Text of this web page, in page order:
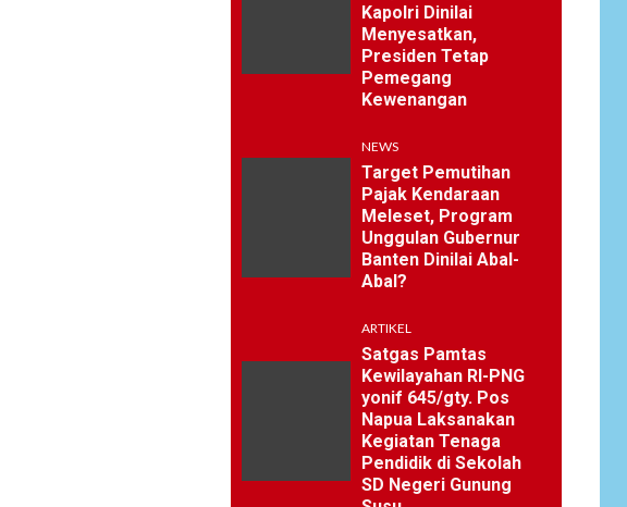
Kapolri Dinilai
Menyesatkan,
Presiden Tetap
Pemegang
Kewenangan
NEWS
Target Pemutihan
Pajak Kendaraan
Meleset, Program
Unggulan Gubernur
Banten Dinilai Abal-
Abal?
ARTIKEL
Satgas Pamtas
Kewilayahan RI-PNG
yonif 645/gty. Pos
Napua Laksanakan
Kegiatan Tenaga
Pendidik di Sekolah
SD Negeri Gunung